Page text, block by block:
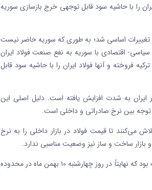
را با حاشیه سود قابل توجهی خرج بازسازی سوریه
تغییرات اساسی شد؛ به طوری که سوریه حاضر نیست
اقتصادی با سوریه به نفع صنعت فولاد ایران
فروخته و آنها فولاد ایران را با حاشیه سود قابل
ایران به شدت افزایش یافته است. دلیل اصلی این
توجه بین نرخ صادراتی و داخلی است.
می‌کنند تا قیمت فولاد در بازار داخلی را به نرخ
بازار ساخت و ساز نیز وضعیت مناسبی ندارد.
از سوی دیگر، بازار ارز در تمام طول هفته در کانال ۸۳ تا ۸۴ هزار تومانی در حال حرکت بود که نهایتاً در روز چهارشنبه ۱۰ بهمن ماه در محدوده